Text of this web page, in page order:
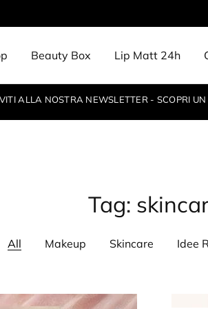
Beauty Box Lip Matt 24h
ALLA NOSTRA NEWSLETTER - SCOPRI
Tag:
All Makeup Skincare Idee